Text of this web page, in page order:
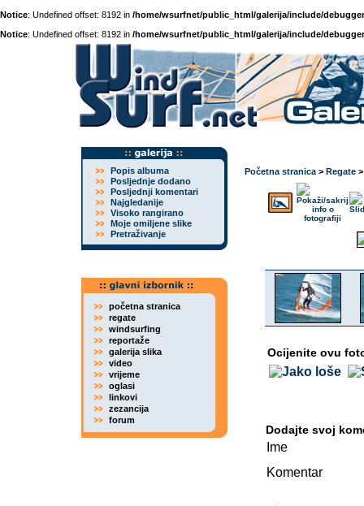
Notice: Undefined offset: 8192 in /home/wsurfnet/public_html/galerija/include/
Notice: Undefined offset: 8192 in /home/wsurfnet/public_html/galerija/include/
Popis albuma
Posljednje dodano
Posljednji komentari
Najgledanije
Visoko rangirano
Moje omiljene slike
Pretraživanje
početna stranica
regate
windsurfing
reportaže
galerija slika
video
vrijeme
oglasi
linkovi
zezancija
forum
Početna stranica > Regate
Ocijenite ovu
Dodajte svoj
Ime
Komentar